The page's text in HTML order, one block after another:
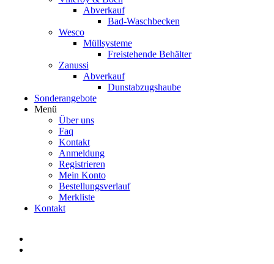
Abverkauf
Bad-Waschbecken
Wesco
Müllsysteme
Freistehende Behälter
Zanussi
Abverkauf
Dunstabzugshaube
Sonderangebote
Menü
Über uns
Faq
Kontakt
Anmeldung
Registrieren
Mein Konto
Bestellungsverlauf
Merkliste
Kontakt